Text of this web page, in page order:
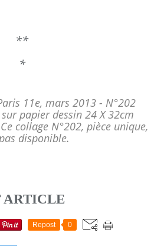
**
*
11e, mars 2013 - N°202
papier dessin 24 X 32cm
collage N°202, pièce unique,
disponible.
ARTICLE
Repost 0